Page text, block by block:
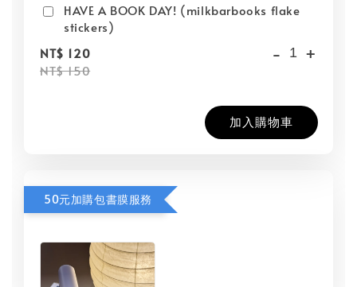
HAVE A BOOK DAY! (milkbarbooks flake
stickers)
NT$ 120
NT$ 150
- +
加入購物車
50元加購包書膜服務